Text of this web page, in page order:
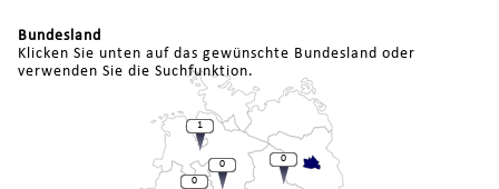
Bundesland
Klicken Sie unten auf das gewünschte Bundesland oder
verwenden Sie die Suchfunktion.
0
0
1
0